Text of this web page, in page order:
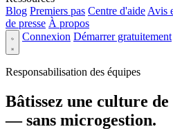
Blog Premiers pas Centre d'aide Avis
de presse À propos
Connexion Démarrer gratuitement
Responsabilisation des équipes
Bâtissez une culture
— sans microgestion.